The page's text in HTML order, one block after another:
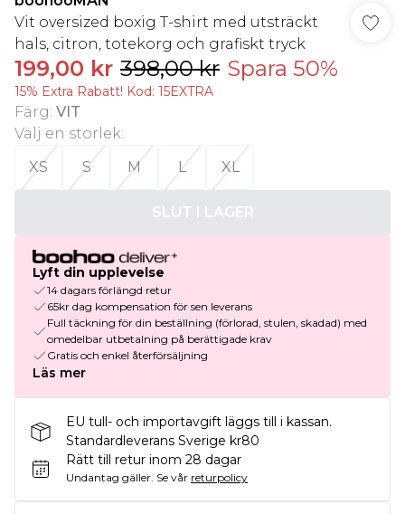
Vit oversized boxig T-shirt med utsträckt
hals, citron, totekorg och grafiskt tryck
199,00 kr 398,00 kr Spara 50%
15% Extra Rabatt! Kod: 15EXTRA
Färg: VIT
Välj en storlek:
XS
S M L XL
SLUT I LAGER
Lyft din upplevelse
14 dagars förlängd retur
65kr dag kompensation för sen leverans
Full täckning för din beställning (förlorad, stulen, skadad) med
omedelbar utbetalning på berättigade krav
Gratis och enkel återförsäljning
Läs mer
EU tull- och importavgift läggs till i kassan.
Standardleverans Sverige kr80
Rätt till retur inom 28 dagar
Undantag gäller. Se vår returpolicy